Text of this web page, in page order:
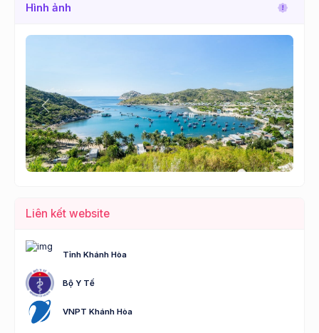
Hình ảnh
Lùi Tới
Liên kết website
Tỉnh Khánh Hòa
Bộ Y Tế
VNPT Khánh Hòa